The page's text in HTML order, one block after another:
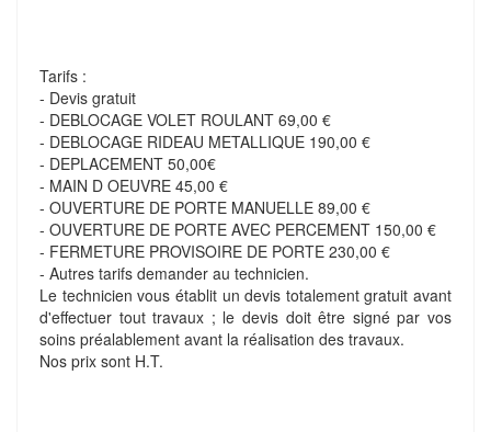
Tarifs :
- Devis gratuit
- DEBLOCAGE VOLET ROULANT 69,00 €
- DEBLOCAGE RIDEAU METALLIQUE 190,00 €
- DEPLACEMENT 50,00€
- MAIN D OEUVRE 45,00 €
- OUVERTURE DE PORTE MANUELLE 89,00 €
- OUVERTURE DE PORTE AVEC PERCEMENT 150,00 €
- FERMETURE PROVISOIRE DE PORTE 230,00 €
- Autres tarifs demander au technicien.
Le technicien vous établit un devis totalement gratuit avant
d'effectuer tout travaux ; le devis doit être signé par vos
soins préalablement avant la réalisation des travaux.
Nos prix sont H.T.